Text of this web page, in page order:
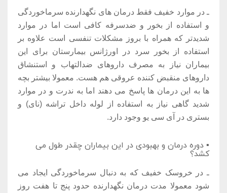
ـ در موارد خفیف فقط درمان های نگهدارنده سرماخوردگی
و استفاده از بخور و ضدسرفه کافی است اما در موارد
شدیدتر که همراه با بروز مشکلات تنفسی است علاوه بر
استفاده از بخور سرد در اورژانس بیمارستان برای این
بیماران نیاز به مصرف داروهای ضدالتهاب و استنشاق
داروهای منقبض کننده عروقی هم هست. معمولا بیشتر بچه
ها به این درمان ها پاسخ می دهند اما به ندرت و در موارد
شدید گاهی نیاز به استفاده از لوله داخل تراشه (نای) و
بستری در آی سی یو وجود دارد.
▪ دوره درمان و بهبودی در این بیماران چقدر طول می
کشد؟
ـ در خروسک خفیف که به دنبال سرماخوردگی ایجاد می
شود معمولا مدت درمان نگهدارنده حدود پنج تا هفت روز